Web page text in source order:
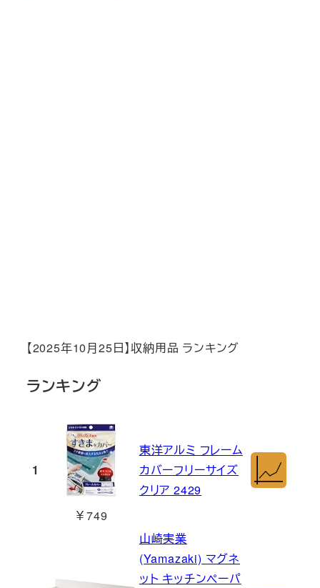
【2025年10月25日】収納用品 ランキング
ランキング
1
￥749
東洋アルミ フレーム
カバーフリーサイズ
クリア 2429
山崎実業
(Yamazaki) マグネ
ット キッチンペーパ